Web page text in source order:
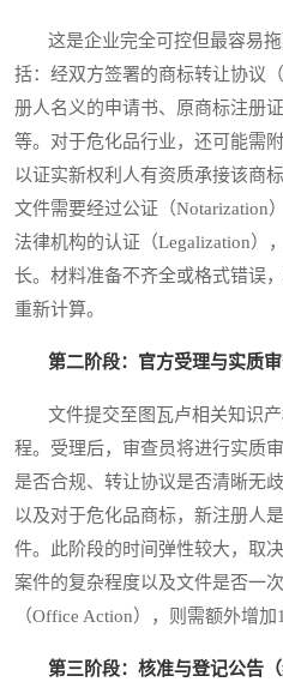
这是企业完全可控但最容易拖
括：经双方签署的商标转让协议
册人名义的申请书、原商标注册
等。对于危化品行业，还可能需
以证实新权利人有资质承接该商
文件需要经过公证（Notarization
法律机构的认证（Legalization）
长。材料准备不齐全或格式错误
重新计算。
第二阶段：官方受理与实质审
文件提交至图瓦卢相关知识产
程。受理后，审查员将进行实质
是否合规、转让协议是否清晰无
以及对于危化品商标，新注册人
件。此阶段的时间弹性较大，取
案件的复杂程度以及文件是否一
（Office Action），则需额外增加
第三阶段：核准与登记公告（